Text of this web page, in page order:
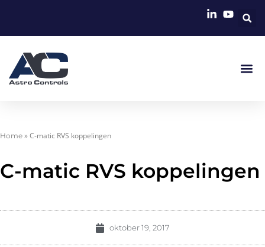
Home »C-matic RVS koppelingen
C-matic RVS koppelingen
oktober 19, 2017